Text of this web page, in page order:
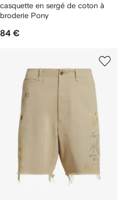
casquette en sergé de coton à
broderie Pony
84 €